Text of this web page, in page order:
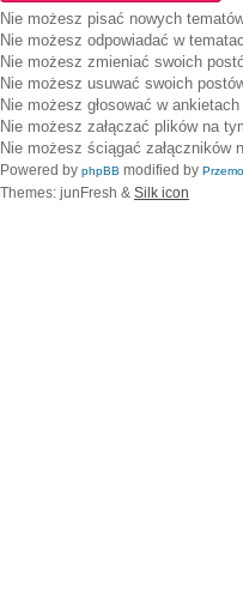
Nie możesz pisać nowych
Nie możesz odpowiadać w
Nie możesz zmieniać swoich
Nie możesz usuwać swoich
Nie możesz głosować w ankietach
Nie możesz załączać plików na
Nie możesz ściągać załączników
Powered by phpBB modified by Przemo
Themes: junFresh & Silk icon